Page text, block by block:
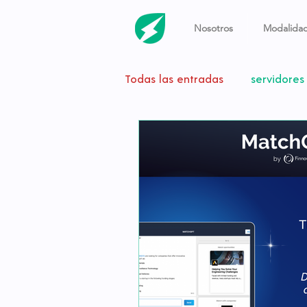
Nosotros
Todas las entradas servidores
home
procesador Apple